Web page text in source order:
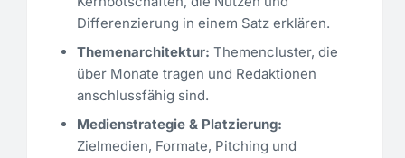
Differenzierung in einem Satz erklären.
Themenarchitektur: Themencluster, die
über Monate tragen und Redaktionen
anschlussfähig sind.
Medienstrategie & Platzierung:
Zielmedien, Formate, Pitching und